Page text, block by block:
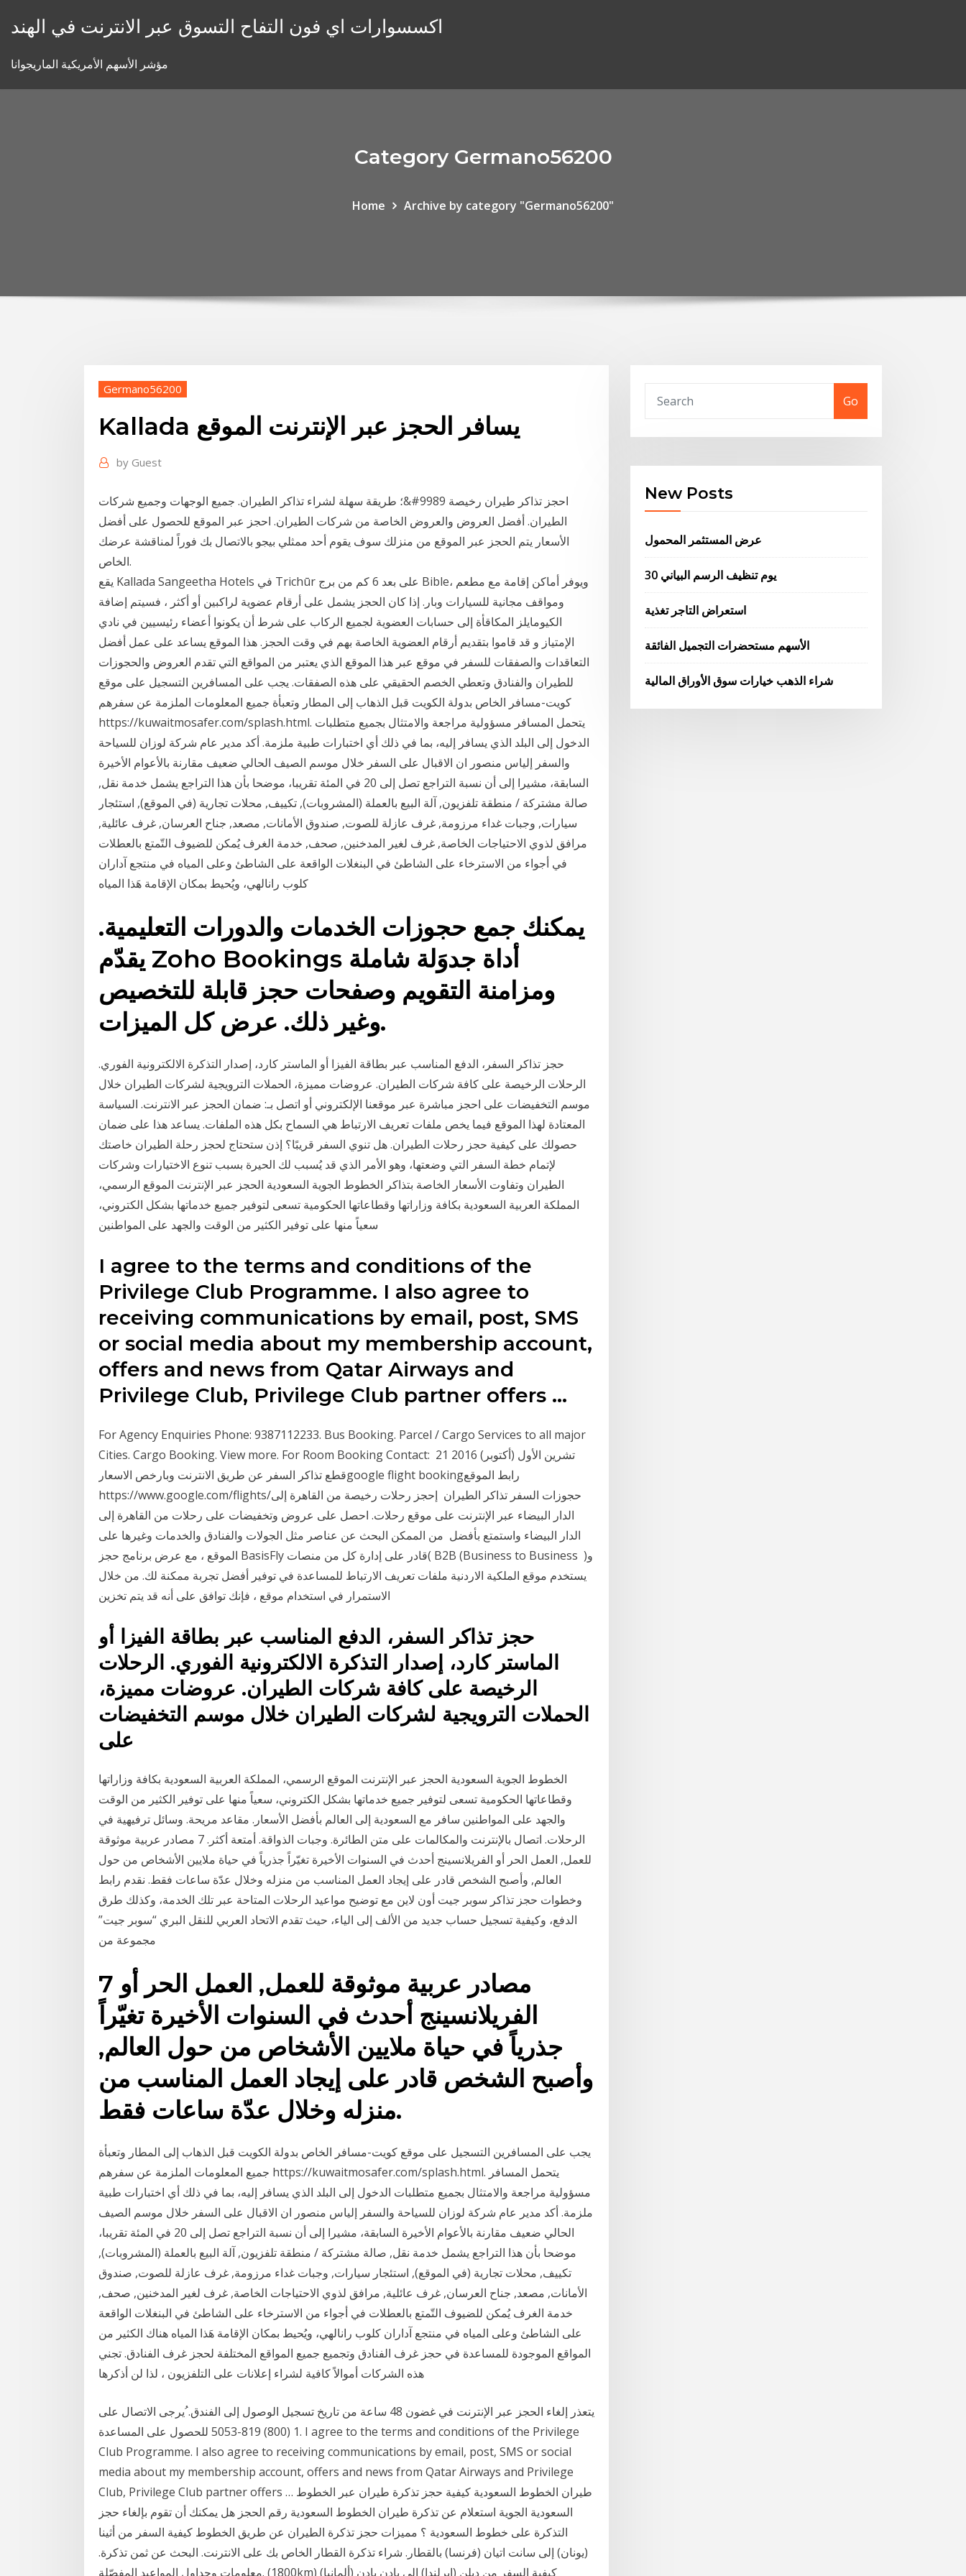
اكسسوارات اي فون التفاح التسوق عبر الانترنت في الهند
مؤشر الأسهم الأمريكية الماريجوانا
Category Germano56200
Home Archive by category "Germano56200"
Germano56200
Kallada يسافر الحجز عبر الإنترنت الموقع
by Guest
احجز تذاكر طيران رخيصة 9989#&؛ طريقة سهلة لشراء تذاكر الطيران. جميع الوجهات وجميع شركات
الطيران. أفضل العروض والعروض الخاصة من شركات الطيران. احجز عبر الموقع للحصول على أفضل
الأسعار يتم الحجز عبر الموقع من منزلك سوف يقوم أحد ممثلي بيجو بالاتصال بك فوراً لمناقشة عرضك
الخاص.
يقع Kallada Sangeetha Hotels في Trichūr على بعد 6 كم من برج Bible، ويوفر أماكن إقامة مع مطعم
ومواقف مجانية للسيارات وبار. إذا كان الحجز يشمل على أرقام عضوية لراكبين أو أكثر ، فسيتم إضافة
الكيومايلز المكاقأة إلى حسابات العضوية لجميع الركاب على شرط أن يكونوا أعضاء رئيسيين في نادي
الإمتياز و قد قاموا بتقديم أرقام العضوية الخاصة بهم في وقت الحجز. هذا الموقع يساعد على عمل أفضل
التعاقدات والصفقات للسفر في موقع عبر هذا الموقع الذي يعتبر من المواقع التي تقدم العروض والحجوزات
للطيران والفنادق وتعطي الخصم الحقيقي على هذه الصفقات. يجب على المسافرين التسجيل على موقع
كويت-مسافر الخاص بدولة الكويت قبل الذهاب إلى المطار وتعبأة جميع المعلومات الملزمة عن سفرهم
https://kuwaitmosafer.com/splash.html. يتحمل المسافر مسؤولية مراجعة والامتثال بجميع متطلبات
الدخول إلى البلد الذي يسافر إليه، بما في ذلك أي اختبارات طبية ملزمة. أكد مدير عام شركة لوزان للسياحة
والسفر إلياس منصور ان الاقبال على السفر خلال موسم الصيف الحالي ضعيف مقارنة بالأعوام الأخيرة
السابقة، مشيرا إلى أن نسبة التراجع تصل إلى 20 في المئة تقريبا، موضحا بأن هذا التراجع يشمل خدمة نقل,
صالة مشتركة / منطقة تلفزيون, آلة البيع بالعملة (المشروبات), تكييف, محلات تجارية (في الموقع), استئجار
سيارات, وجبات غداء مرزومة, غرف عازلة للصوت, صندوق الأمانات, مصعد, جناح العرسان, غرف عائلية,
مرافق لذوي الاحتياجات الخاصة, غرف لغير المدخنين, صحف, خدمة الغرف يُمكن للضيوف التّمتع بالعطلات
في أجواء من الاسترخاء على الشاطئ في البنغلات الواقعة على الشاطئ وعلى المياه في منتجع آداران
كلوب رانالهي، ويُحيط بمكان الإقامة هَذا المياه
يمكنك جمع حجوزات الخدمات والدورات التعليمية.
يقدّم Zoho Bookings أداة جدوَلة شاملة
ومزامنة التقويم وصفحات حجز قابلة للتخصيص
وغير ذلك. عرض كل الميزات.
حجز تذاكر السفر، الدفع المناسب عبر بطاقة الفيزا أو الماستر كارد، إصدار التذكرة الالكترونية الفوري.
الرحلات الرخيصة على كافة شركات الطيران. عروضات مميزة، الحملات الترويجية لشركات الطيران خلال
موسم التخفيضات على احجز مباشرة عبر موقعنا الإلكتروني أو اتصل بـ: ضمان الحجز عبر الانترنت. السياسة
المعتادة لهذا الموقع فيما يخص ملفات تعريف الارتباط هي السماح بكل هذه الملفات. يساعد هذا على ضمان
حصولك على كيفية حجز رحلات الطيران. هل تنوي السفر قريبًا؟ إذن ستحتاج لحجز رحلة الطيران خاصتك
لإتمام خطة السفر التي وضعتها، وهو الأمر الذي قد يُسبب لك الحيرة بسبب تنوع الاختيارات وشركات
الطيران وتفاوت الأسعار الخاصة بتذاكر الخطوط الجوية السعودية الحجز عبر الإنترنت الموقع الرسمي،
المملكة العربية السعودية بكافة وزاراتها وقطاعاتها الحكومية تسعى لتوفير جميع خدماتها بشكل الكتروني،
سعياً منها على توفير الكثير من الوقت والجهد على المواطنين
I agree to the terms and conditions of the
Privilege Club Programme. I also agree to
receiving communications by email, post, SMS
or social media about my membership account,
offers and news from Qatar Airways and
Privilege Club, Privilege Club partner offers …
For Agency Enquiries Phone: 9387112233. Bus Booking. Parcel / Cargo Services to all major
Cities. Cargo Booking. View more. For Room Booking Contact: 21 تشرين الأول (أكتوبر) 2016
قطع تذاكر السفر عن طريق الانترنت وبارخص الاسعارgoogle flight bookingرابط الموقع
https://www.google.com/flights/حجوزات السفر تذاكر الطيران إحجز رحلات رخيصة من القاهرة إلى
الدار البيضاء عبر الإنترنت على موقع رحلات. احصل على عروض وتخفيضات على رحلات من القاهرة إلى
الدار البيضاء واستمتع بأفضل من الممكن البحث عن عناصر مثل الجولات والفنادق والخدمات وغيرها على
الموقع ، مع عرض برنامج حجز BasisFly قادر على إدارة كل من منصات( B2B (Business to Business و(
يستخدم موقع الملكية الاردنية ملفات تعريف الارتباط للمساعدة في توفير أفضل تجربة ممكنة لك. من خلال
حجز تذاكر السفر، الدفع المناسب عبر بطاقة الفيزا أو
الماستر كارد، إصدار التذكرة الالكترونية الفوري. الرحلات
الرخيصة على كافة شركات الطيران. عروضات مميزة،
الحملات الترويجية لشركات الطيران خلال موسم التخفيضات
على
الخطوط الجوية السعودية الحجز عبر الإنترنت الموقع الرسمي، المملكة العربية السعودية بكافة وزاراتها
وقطاعاتها الحكومية تسعى لتوفير جميع خدماتها بشكل الكتروني، سعياً منها على توفير الكثير من الوقت
والجهد على المواطنين سافر مع السعودية إلى العالم بأفضل الأسعار. مقاعد مريحة. وسائل ترفيهية في
الرحلات. اتصال بالإنترنت والمكالمات على متن الطائرة. وجبات الذواقة. أمتعة أكثر. 7 مصادر عربية موثوقة
للعمل, العمل الحر أو الفريلانسينج أحدث في السنوات الأخيرة تغيّراً جذرياً في حياة ملايين الأشخاص من حول
العالم, وأصبح الشخص قادر على إيجاد العمل المناسب من منزله وخلال عدّة ساعات فقط. نقدم رابط
وخطوات حجز تذاكر سوبر جيت أون لاين مع توضيح مواعيد الرحلات المتاحة عبر تلك الخدمة، وكذلك طرق
الدفع، وكيفية تسجيل حساب جديد من الألف إلى الياء، حيث تقدم الاتحاد العربي للنقل البري “سوبر جيت”
مجموعة من
7 مصادر عربية موثوقة للعمل, العمل الحر أو
الفريلانسينج أحدث في السنوات الأخيرة تغيّراً
جذرياً في حياة ملايين الأشخاص من حول العالم,
وأصبح الشخص قادر على إيجاد العمل المناسب من
منزله وخلال عدّة ساعات فقط.
يجب على المسافرين التسجيل على موقع كويت-مسافر الخاص بدولة الكويت قبل الذهاب إلى المطار وتعبأة
جميع المعلومات الملزمة عن سفرهم https://kuwaitmosafer.com/splash.html. يتحمل المسافر
مسؤولية مراجعة والامتثال بجميع متطلبات الدخول إلى البلد الذي يسافر إليه، بما في ذلك أي اختبارات طبية
ملزمة. أكد مدير عام شركة لوزان للسياحة والسفر إلياس منصور ان الاقبال على السفر خلال موسم الصيف
الحالي ضعيف مقارنة بالأعوام الأخيرة السابقة، مشيرا إلى أن نسبة التراجع تصل إلى 20 في المئة تقريبا،
موضحا بأن هذا التراجع يشمل خدمة نقل, صالة مشتركة / منطقة تلفزيون, آلة البيع بالعملة (المشروبات),
تكييف, محلات تجارية (في الموقع), استئجار سيارات, وجبات غداء مرزومة, غرف عازلة للصوت, صندوق
الأمانات, مصعد, جناح العرسان, غرف عائلية, مرافق لذوي الاحتياجات الخاصة, غرف لغير المدخنين, صحف,
خدمة الغرف يُمكن للضيوف التّمتع بالعطلات في أجواء من الاسترخاء على الشاطئ في البنغلات الواقعة
على الشاطئ وعلى المياه في منتجع آداران كلوب رانالهي، ويُحيط بمكان الإقامة هَذا المياه هناك الكثير من
المواقع الموجودة للمساعدة في حجز غرف الفنادق وتجميع جميع المواقع المختلفة لحجز غرف الفنادق. تجني
هذه الشركات أموالاً كافية لشراء إعلانات على التلفزيون ، لذا لن أذكرها
يتعذر إلغاء الحجز عبر الإنترنت في غضون 48 ساعة من تاريخ تسجيل الوصول إلى الفندق. ُيرجى الاتصال على
1 (800) 819-5053 للحصول على المساعدة. I agree to the terms and conditions of the Privilege
Club Programme. I also agree to receiving communications by email, post, SMS or social
media about my membership account, offers and news from Qatar Airways and Privilege
Club, Privilege Club partner offers … طيران الخطوط السعودية كيفية حجز تذكرة طيران عبر الخطوط
السعودية الجوية استعلام عن تذكرة طيران الخطوط السعودية رقم الحجز هل يمكنك أن تقوم بإلغاء حجز
التذكرة على خطوط السعودية ؟ مميزات حجز تذكرة الطيران عن طريق الخطوط كيفية السفر من أثينا
(يونان) إلى سانت اتيان (فرنسا) بالقطار. شراء تذكرة القطار الخاص بك على الانترنت. البحث عن ثمن تذكرة.
معلومات وجداول المواعيد المفصّلة. (1800km) كيفية السفر من دبلن (ايرلندا) إلى بادن بادن (ألمانيا)
Go
New Posts
عرض المستثمر المحمول
30 يوم تنظيف الرسم البياني
استعراض التاجر تغذية
الأسهم مستحضرات التجميل الفائقة
شراء الذهب خيارات سوق الأوراق المالية